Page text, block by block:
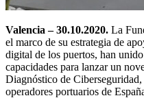
Valencia – 30.10.2020. La
el marco de su estrategia de
digital de los puertos, han
capacidades para lanzar un
Diagnóstico de
operadores portuarios de